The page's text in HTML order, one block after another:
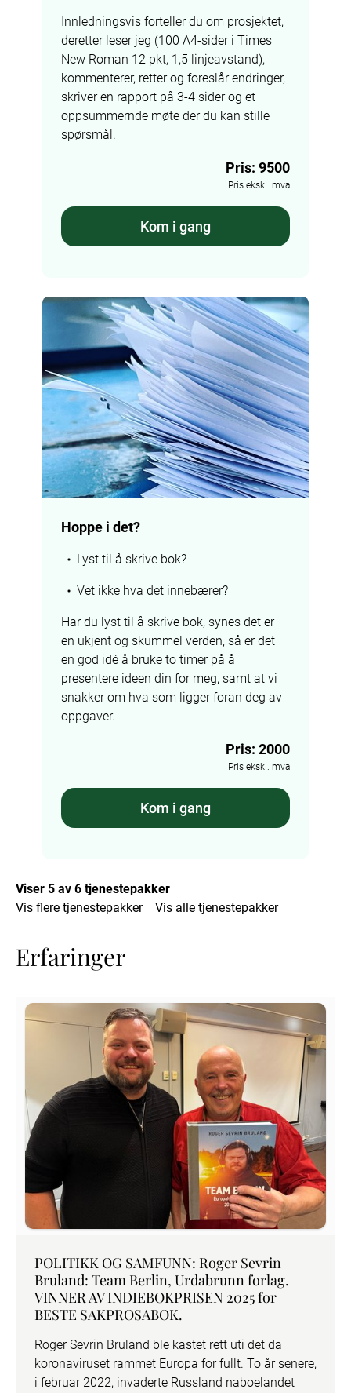
Innledningsvis forteller du om prosjektet,
deretter leser jeg (100 A4-sider i Times
New Roman 12 pkt, 1,5 linjeavstand),
kommenterer, retter og foreslår endringer,
skriver en rapport på 3-4 sider og et
oppsummernde møte der du kan stille
spørsmål.
Pris: 9500
Pris ekskl. mva
Kom i gang
Hoppe i det?
Lyst til å skrive bok?
Vet ikke hva det innebærer?
Har du lyst til å skrive bok, synes det er
en ukjent og skummel verden, så er det
en god idé å bruke to timer på å
presentere ideen din for meg, samt at vi
snakker om hva som ligger foran deg av
oppgaver.
Pris: 2000
Pris ekskl. mva
Kom i gang
Viser 5 av 6 tjenestepakker
Vis flere tjenestepakker
Vis alle tjenestepakker
Erfaringer
POLITIKK OG SAMFUNN: Roger Sevrin
Bruland: Team Berlin, Urdabrunn forlag.
VINNER AV INDIEBOKPRISEN 2025 for
BESTE SAKPROSABOK.
Roger Sevrin Bruland ble kastet rett uti det da
koronaviruset rammet Europa for fullt. To år senere,
i februar 2022, invaderte Russland naboelandet